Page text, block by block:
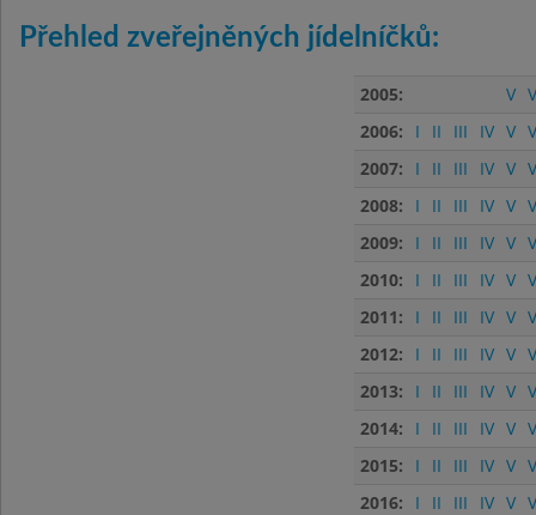
Přehled zveřejněných jídelníčků:
2005: V
2006:
I II III IV V
2007:
I II III IV V
2008:
I II III IV V
2009:
I II III IV V
2010:
I II III IV V
2011:
I II III IV V
2012:
I II III IV V
2013:
I II III IV V
2014:
I II III IV V
2015:
I II III IV V
2016:
I II III IV V